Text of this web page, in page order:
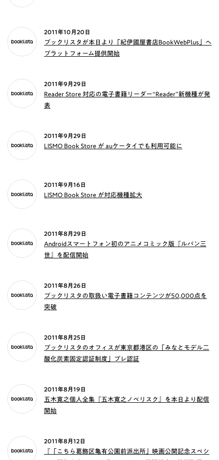
2011年10月20日
ブックリスタが本日より「紀伊國屋書店BookWebPlus」へ
プラットフォーム提供開始
2011年9月29日
Reader Store 対応の電子書籍リーダー“Reader”新機種が発
表
2011年9月29日
LISMO Book Store が auケータイでも利用可能に
2011年9月16日
LISMO Book Store が対応機種拡大
2011年8月29日
Androidスマートフォン初のアニメコミック版『ルパン三
世』を配信開始
2011年8月26日
ブックリスタの取扱い電子書籍コンテンツが50,000点を
突破
2011年8月25日
ブックリスタのオフィスが東京都港区の「みなとモデル二
酸化炭素固定認証制度」プレ認証
2011年8月19日
五木寛之個人全集『五木寛之ノベリスク』を本日より配信
開始
2011年8月12日
『「こちら葛飾区亀有公園前派出所」映画公開記念スペシ